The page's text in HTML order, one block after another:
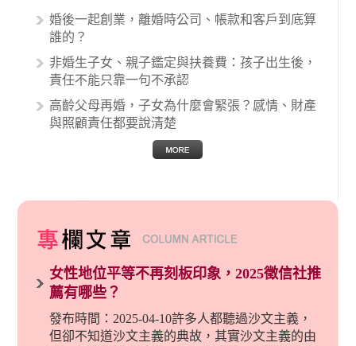
婚後一起創業，離婚時公司、帳款和客戶到底算
誰的？
非婚生子女、親子鑑定與扶養費：孩子出生後，
責任不能只靠一句不承認
高齡父母再婚，子女為什麼會緊張？感情、財產
與照顧責任都要說清楚
女性地位平等不再刻板印象，2025徵信社推
薦有哪些？
發布時間：2025-04-10許多人都聽過沙文主義，
但卻不知道沙文主義的典故，其實沙文主義的由